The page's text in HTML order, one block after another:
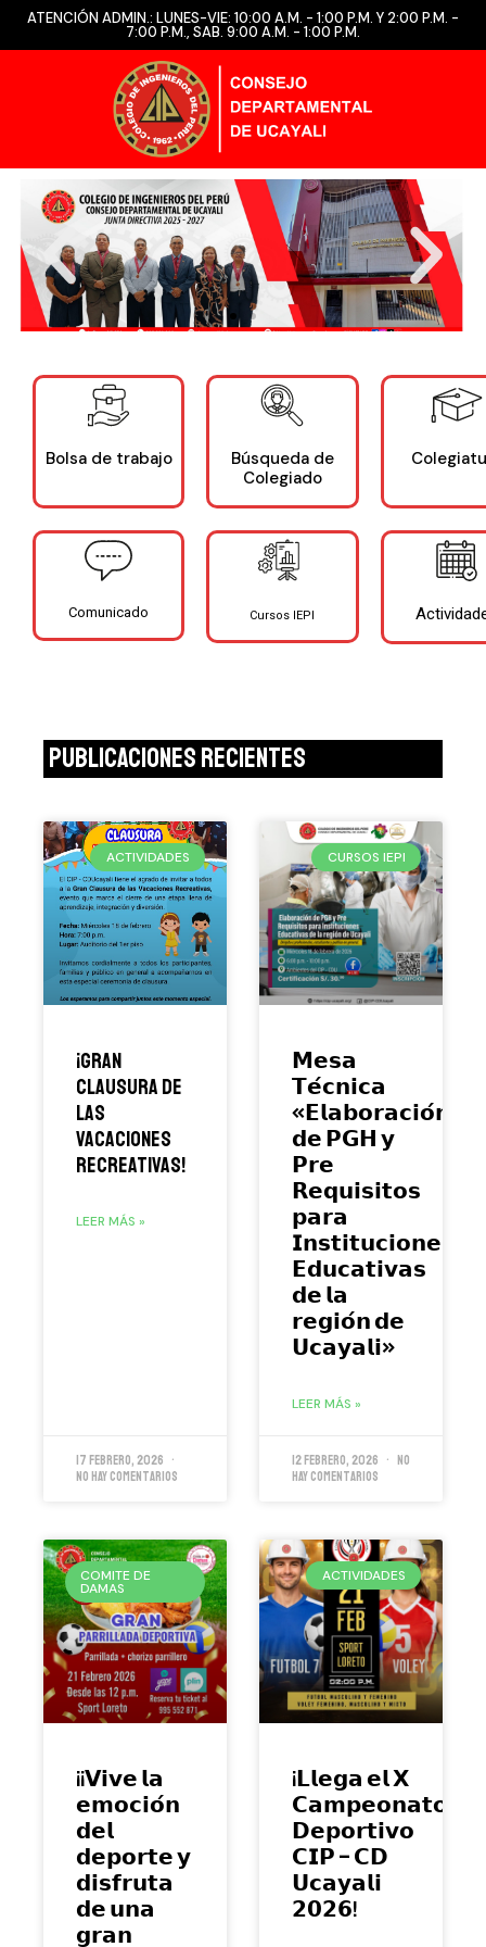
ATENCIÓN ADMIN.: LUNES-VIE: 10:00 A.M. - 1:00 P.M. Y 2:00 P.M. -
7:00 P.M., SAB. 9:00 A.M. - 1:00 P.M.
Bolsa de trabajo
Búsqueda de
Colegiado
Comunicado Cursos IEPI
Publicaciones recientes
ACTIVIDADES
¡Gran
Clausura de
las
Vacaciones
Recreativas!
LEER MÁS »
17 febrero, 2026
No hay comentarios
CURSOS IEPI
𝗠𝗲𝘀𝗮
𝗧𝗲́𝗰𝗻𝗶𝗰𝗮
«𝗘𝗹𝗮𝗯𝗼𝗿𝗮𝗰𝗶𝗼́𝗻
𝗱𝗲 𝗣𝗚𝗛 𝘆
𝗣𝗿𝗲
𝗥𝗲𝗾𝘂𝗶𝘀𝗶𝘁𝗼𝘀
𝗽𝗮𝗿𝗮
𝗜𝗻𝘀𝘁𝗶𝘁𝘂𝗰𝗶𝗼𝗻𝗲𝘀
𝗘𝗱𝘂𝗰𝗮𝘁𝗶𝘃𝗮𝘀
𝗱𝗲 𝗹𝗮
𝗿𝗲𝗴𝗶𝗼́𝗻 𝗱𝗲
𝗨𝗰𝗮𝘆𝗮𝗹𝗶»
LEER MÁS »
12 febrero, 2026
No
hay comentarios
COMITE DE
DAMAS
¡¡𝗩𝗶𝘃𝗲 𝗹𝗮
𝗲𝗺𝗼𝗰𝗶𝗼́𝗻
𝗱𝗲𝗹
𝗱𝗲𝗽𝗼𝗿𝘁𝗲 𝘆
𝗱𝗶𝘀𝗳𝗿𝘂𝘁𝗮
𝗱𝗲 𝘂𝗻𝗮
𝗴𝗿𝗮𝗻
ACTIVIDADES
¡𝗟𝗹𝗲𝗴𝗮 𝗲𝗹 𝗫
𝗖𝗮𝗺𝗽𝗲𝗼𝗻𝗮𝘁𝗼
𝗗𝗲𝗽𝗼𝗿𝘁𝗶𝘃𝗼
𝗖𝗜𝗣 – 𝗖𝗗
𝗨𝗰𝗮𝘆𝗮𝗹𝗶
𝟮𝟬𝟮𝟲!